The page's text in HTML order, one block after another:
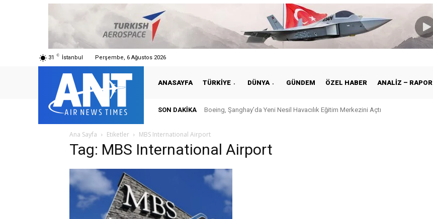
31 C İstanbul Perşembe, 6 Ağustos 2026
ANASAYFA TÜRKIYE DÜNYA GÜNDEM ÖZEL HABER ANALIZ – RAPOR
SON DAKIKA Boeing, Şanghay’da Yeni Nesil Havacılık Eğitim Merkezini Açtı
Ana Sayfa Etiketler MBS International Airport
Tag: MBS International Airport